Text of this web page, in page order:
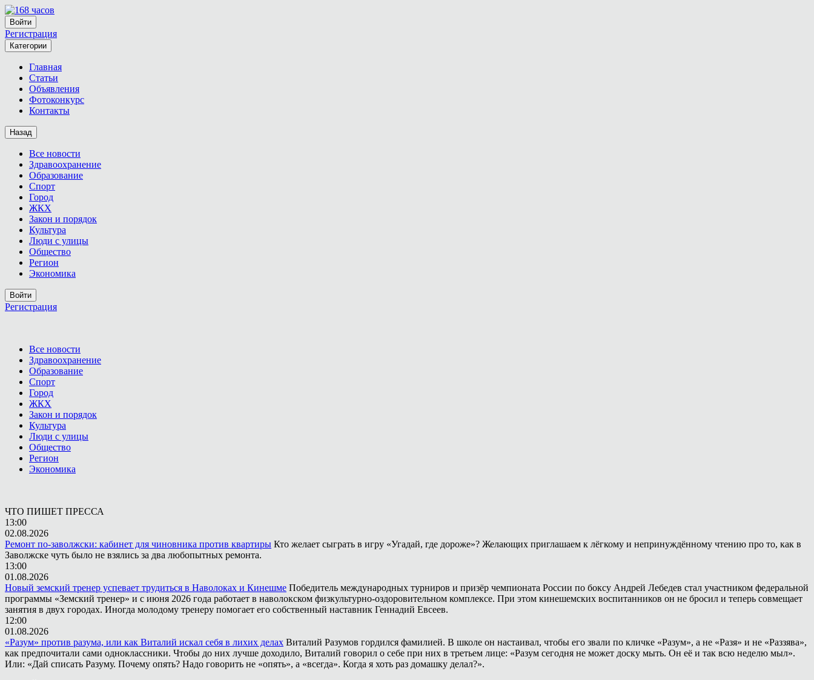
Войти
Регистрация
Категории
Главная
Статьи
Объявления
Фотоконкурс
Контакты
Назад
Все новости
Здравоохранение
Образование
Спорт
Город
ЖКХ
Закон и порядок
Культура
Люди с улицы
Общество
Регион
Экономика
Войти
Регистрация
Все новости
Здравоохранение
Образование
Спорт
Город
ЖКХ
Закон и порядок
Культура
Люди с улицы
Общество
Регион
Экономика
ЧТО ПИШЕТ ПРЕССА
13:00
02.08.2026
Ремонт по-заволжски: кабинет для чиновника против квартиры Кто желает сыграть в игру «Угадай, где дороже»? Желающих приглашаем к лёгкому и непринуждённому чтению про то, как в
Заволжске чуть было не взялись за два любопытных ремонта.
13:00
01.08.2026
Новый земский тренер успевает трудиться в Наволоках и Кинешме Победитель международных турниров и призёр чемпионата России по боксу Андрей Лебедев стал участником федеральной
программы «Земский тренер» и с июня 2026 года работает в наволокском физкультурно-оздоровительном комплексе. При этом кинешемских воспитанников он не бросил и теперь совмещает
занятия в двух городах. Иногда молодому тренеру помогает его собственный наставник Геннадий Евсеев.
12:00
01.08.2026
«Разум» против разума, или как Виталий искал себя в лихих делах Виталий Разумов гордился фамилией. В школе он настаивал, чтобы его звали по кличке «Разум», а не «Разя» и не «Раззява»,
как предпочитали сами одноклассники. Чтобы до них лучше доходило, Виталий говорил о себе при них в третьем лице: «Разум сегодня не может доску мыть. Он её и так всю неделю мыл».
Или: «Дай списать Разуму. Почему опять? Надо говорить не «опять», а «всегда». Когда я хоть раз домашку делал?».